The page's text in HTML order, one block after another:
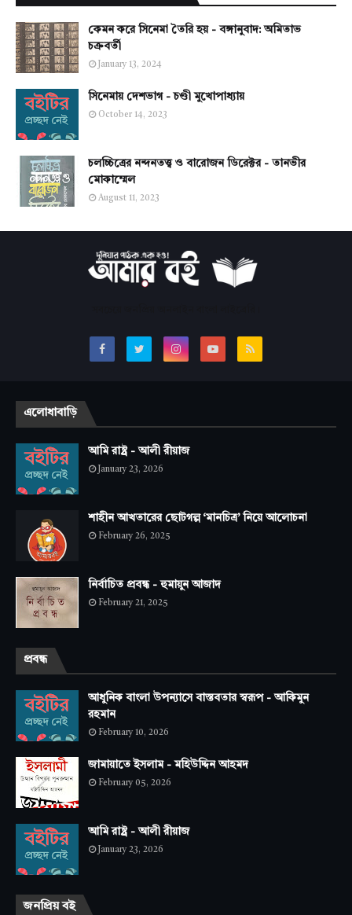
কেমন করে সিনেমা তৈরি হয় - বঙ্গানুবাদ: অমিতাভ
চক্রবর্তী
January 13, 2024
সিনেমায় দেশভাগ - চণ্ডী মুখোপাধ্যায়
October 14, 2023
চলচ্চিত্রের নন্দনতত্ত্ব ও বারোজন ডিরেক্টর - তানভীর
মোকাম্মেল
August 11, 2023
এলোধাবাড়ি
আমি রাষ্ট্র - আলী রীয়াজ
January 23, 2026
শাহীন আখতারের ছোটগল্প ‘মানচিত্র’ নিয়ে আলোচনা
February 26, 2025
নির্বাচিত প্রবন্ধ - হুমায়ুন আজাদ
February 21, 2025
প্রবন্ধ
আধুনিক বাংলা উপন্যাসে বাস্তবতার স্বরূপ - আকিমুন
রহমান
February 10, 2026
জামায়াতে ইসলাম - মহিউদ্দিন আহমদ
February 05, 2026
আমি রাষ্ট্র - আলী রীয়াজ
January 23, 2026
জনপ্রিয় বই